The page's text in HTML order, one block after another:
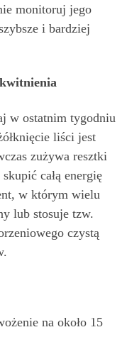
monitoruj jego
i bardziej
w ostatnim tygodniu
liści jest
zużywa resztki
całą energię
w którym wielu
lub stosuje tzw.
czystą
na około 15